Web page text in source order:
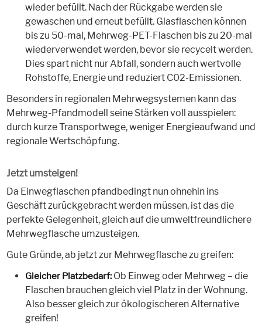
wieder befüllt. Nach der Rückgabe werden sie
gewaschen und erneut befüllt. Glasflaschen können
bis zu 50-mal, Mehrweg-PET-Flaschen bis zu 20-mal
wiederverwendet werden, bevor sie recycelt werden.
Dies spart nicht nur Abfall, sondern auch wertvolle
Rohstoffe, Energie und reduziert C02-Emissionen.
Besonders in regionalen Mehrwegsystemen kann das
Mehrweg-Pfandmodell seine Stärken voll ausspielen:
durch kurze Transportwege, weniger Energieaufwand und
regionale Wertschöpfung.
Jetzt umsteigen!
Da Einwegflaschen pfandbedingt nun ohnehin ins
Geschäft zurückgebracht werden müssen, ist das die
perfekte Gelegenheit, gleich auf die umweltfreundlichere
Mehrwegflasche umzusteigen.
Gute Gründe, ab jetzt zur Mehrwegflasche zu greifen:
Gleicher Platzbedarf:Ob Einweg oder Mehrweg – die
Flaschen brauchen gleich viel Platz in der Wohnung.
Also besser gleich zur ökologischeren Alternative
greifen!